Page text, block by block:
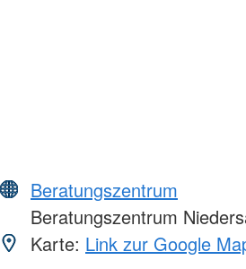
Beratungszentrum
Beratungszentrum
Karte: Link zur Google